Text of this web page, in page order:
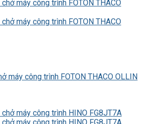
máy công trình FOTON THACO OLLIN